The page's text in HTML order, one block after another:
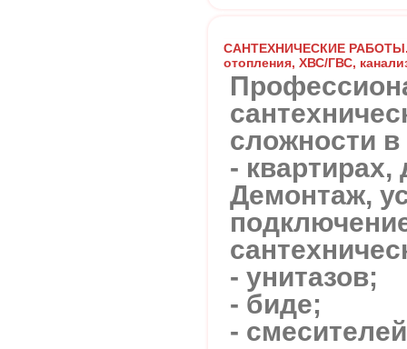
САНТЕХНИЧЕСКИЕ РАБОТЫ.
отопления, ХВС/ГВС,
сложности в
- квартирах,
Демонтаж,
- унитазов;
- биде;
-